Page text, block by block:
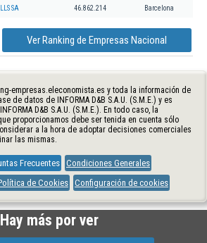
SA 46.862.214 Barcelona
Ver Ranking de Empresas Nacional
empresas.eleconomista.es y toda la información de
de datos de INFORMA D&B S.A.U. (S.M.E.) y es
D&B S.A.U. (S.M.E.). En todo caso, la
proporcionamos debe ser tenida en cuenta sólo
a la hora de adoptar decisiones comerciales
las mismas.
Frecuentes
Condiciones Generales
de Cookies Configuración de cookies
Hay más por ver